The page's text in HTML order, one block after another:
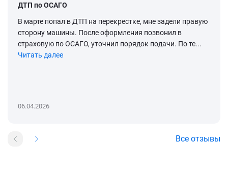
ДТП по ОСАГО
В марте попал в ДТП на перекрестке, мне задели правую
сторону машины. После оформления позвонил в
страховую по ОСАГО, уточнил порядок подачи. По те...
Читать далее
06.04.2026
Все отзывы